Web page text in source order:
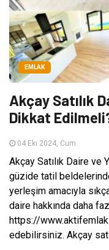
EMLAK
Akçay Satılık
Dikkat
04 Eki 2024, Cum
Akçay Satılık Daire ve
güzide tatil
yerleşim amacıyla
daire hakkında daha
https://
edebilirsiniz. Akçay